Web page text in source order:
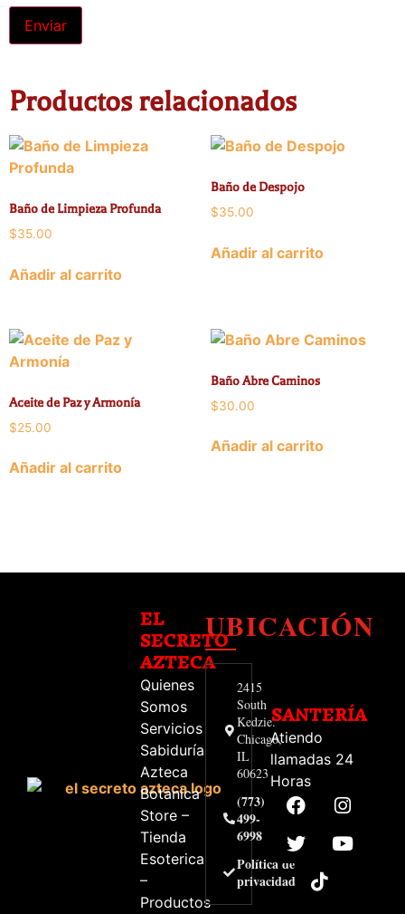
Productos relacionados
Baño de Limpieza Profunda
$35.00
Añadir al carrito
Baño de Despojo
$35.00
Añadir al carrito
Aceite de Paz y Armonía
$25.00
Añadir al carrito
Baño Abre Caminos
$30.00
Añadir al carrito
EL
SECRETO
AZTECA
Quienes
Somos
Servicios
Sabiduría
Azteca
Botanica
Store –
Tienda
Esoterica
–
Productos
UBICACIÓN
2415
South
Kedzie.
Chicago,
IL
60623
(773)
499-
6998
Política de
privacidad
SANTERÍA
Atiendo
llamadas 24
Horas